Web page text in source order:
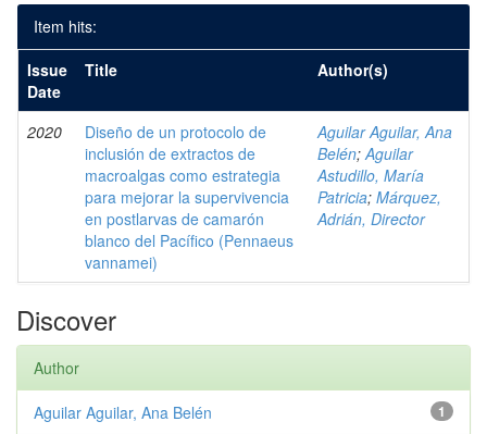
Item hits:
Issue
Date
Title Author(s)
2020
Diseño de un protocolo de
inclusión de extractos de
macroalgas como estrategia
para mejorar la supervivencia
en postlarvas de camarón
blanco del Pacífico (Pennaeus
vannamei)
Aguilar Aguilar, Ana
Belén;Aguilar
Astudillo, María
Patricia; Márquez,
Adrián, Director
Discover
Author
1
Aguilar Aguilar, Ana Belén